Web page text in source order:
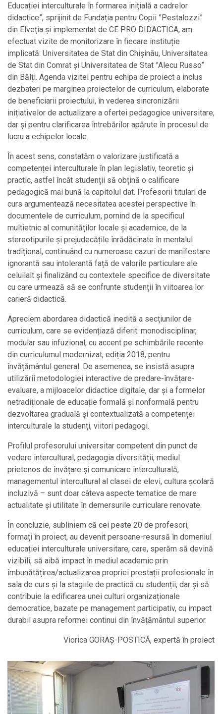
Educației interculturale în formarea iniţială a cadrelor
didactice”, sprijinit de Fundația pentru Copii ”Pestalozzi”
din Elveția și implementat de CE PRO DIDACTICA, am
efectuat vizite de monitorizare în fiecare instituție
implicată: Universitatea de Stat din Chișinău, Universitatea
de Stat din Comrat și Universitatea de Stat ”Alecu Russo”
din Bălți. Agenda vizitei pentru echipa de proiect a inclus
dezbateri pe marginea proiectelor de curriculum, elaborate
de beneficiarii proiectului, în vederea sincronizării
inițiativelor de actualizare a ofertei pedagogice universitare,
dar și pentru clarificarea întrebărilor apărute în procesul de
lucru a echipelor locale.
În acest sens, constatăm o valorizare justificată a
competenței interculturale în plan legislativ, teoretic și
practic, astfel încât studenții să obțină o calificare
pedagogică mai bună la capitolul dat. Profesorii titulari de
curs argumentează necesitatea acestei perspective în
documentele de curriculum, pornind de la specificul
multietnic al comunităților locale și academice, de la
stereotipurile și prejudecățile înrădăcinate în mentalul
tradițional, continuând cu numeroase cazuri de manifestare
ignorantă sau intolerantă față de valorile particulare ale
celuilalt și finalizând cu contextele specifice de diversitate
cu care urmează să se confrunte studenții în viitoarea lor
carieră didactică.
Apreciem abordarea didactică inedită a secțiunilor de
curriculum, care se evidențiază diferit: monodisciplinar,
modular sau infuzional, cu accent pe schimbările recente
din curriculumul modernizat, ediția 2018, pentru
învățământul general. De asemenea, se insistă asupra
utilizării metodologiei interactive de predare-învățare-
evaluare, a mijloacelor didactice digitale, dar și a formelor
netradiționale de educație formală și nonformală pentru
dezvoltarea graduală și contextualizată a competenței
interculturale la studenți, viitori pedagogi.
Profilul profesorului universitar competent din punct de
vedere intercultural, pedagogia diversității, mediul
prietenos de învățare și comunicare interculturală,
managementul intercultural al clasei de elevi, cultura școlară
incluzivă – sunt doar câteva aspecte tematice de mare
actualitate și utilitate în demersurile curriculare renovate.
În concluzie, subliniem că cei peste 20 de profesori,
formați în proiect, au devenit persoane-resursă în domeniul
educației interculturale universitare, care, sperăm să devină
vizibili, să aibă impact în mediul academic prin
îmbunătățirea/actualizarea propriei prestații profesionale în
sala de curs și la stagiile de practică cu studenții, dar și să
contribuie la edificarea unei culturi organizaționale
democratice, bazate pe management participativ, cu impact
durabil asupra reformei continui din învățământul superior.
Viorica GORAȘ-POSTICĂ, expertă în proiect